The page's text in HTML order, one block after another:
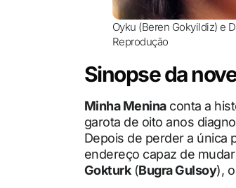
Oyku (Beren Gokyildiz) e
Reprodução
Sinopse da
Minha Meninaconta a
garota de oito anos
Depois de perder a única
endereço capaz de
Gokturk(Bugra Gulsoy),